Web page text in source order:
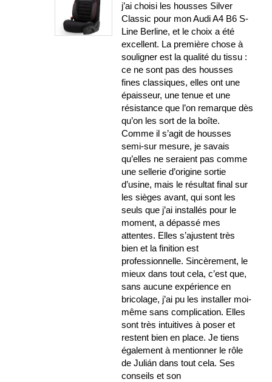
j’ai choisi les housses Silver
Classic pour mon Audi A4 B6 S-
Line Berline, et le choix a été
excellent. La première chose à
souligner est la qualité du tissu :
ce ne sont pas des housses
fines classiques, elles ont une
épaisseur, une tenue et une
résistance que l’on remarque dès
qu’on les sort de la boîte.
Comme il s’agit de housses
semi-sur mesure, je savais
qu’elles ne seraient pas comme
une sellerie d’origine sortie
d’usine, mais le résultat final sur
les sièges avant, qui sont les
seuls que j’ai installés pour le
moment, a dépassé mes
attentes. Elles s’ajustent très
bien et la finition est
professionnelle. Sincèrement, le
mieux dans tout cela, c’est que,
sans aucune expérience en
bricolage, j’ai pu les installer moi-
même sans complication. Elles
sont très intuitives à poser et
restent bien en place. Je tiens
également à mentionner le rôle
de Julián dans tout cela. Ses
conseils et son